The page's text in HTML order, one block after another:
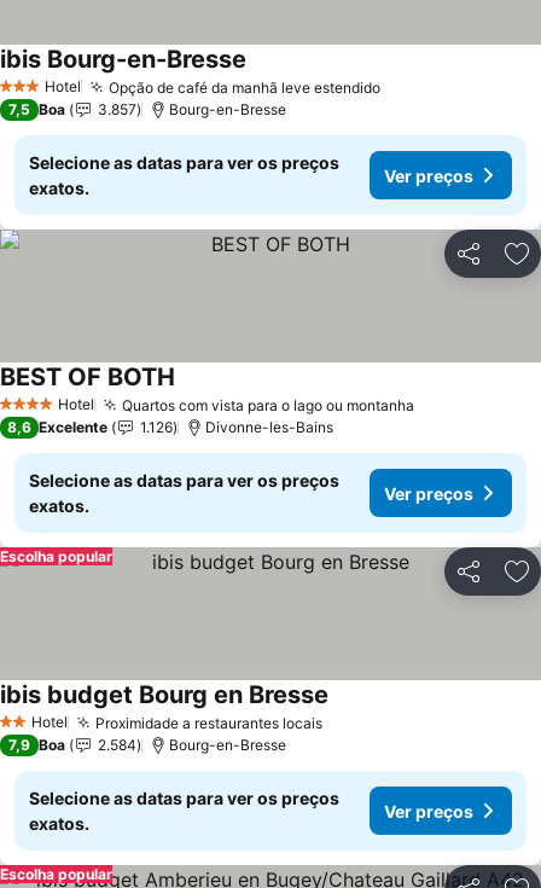
3 EstrelasHotel Opção de café da manhã leve estendido
ibis Bourg-en-Bresse
7,5 Boa 3.857 Bourg-en-Bresse
Selecione as datas para ver os preços
exatos.
Ver preços
Partilhar
4 EstrelasHotel Quartos com vista para o lago ou montanha
BEST OF BOTH
8,6 Excelente 1.126 Divonne-les-Bains
Selecione as datas para ver os preços
exatos.
Ver preços
Partilhar
Escolha popular
2 Estrelas
Hotel Proximidade a restaurantes locais
ibis budget Bourg en Bresse
7,9 Boa 2.584 Bourg-en-Bresse
Selecione as datas para ver os preços
exatos.
Ver preços
Escolha popular